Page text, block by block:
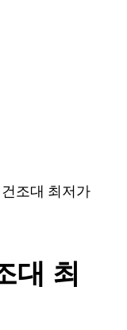
조대 최저가
대 최